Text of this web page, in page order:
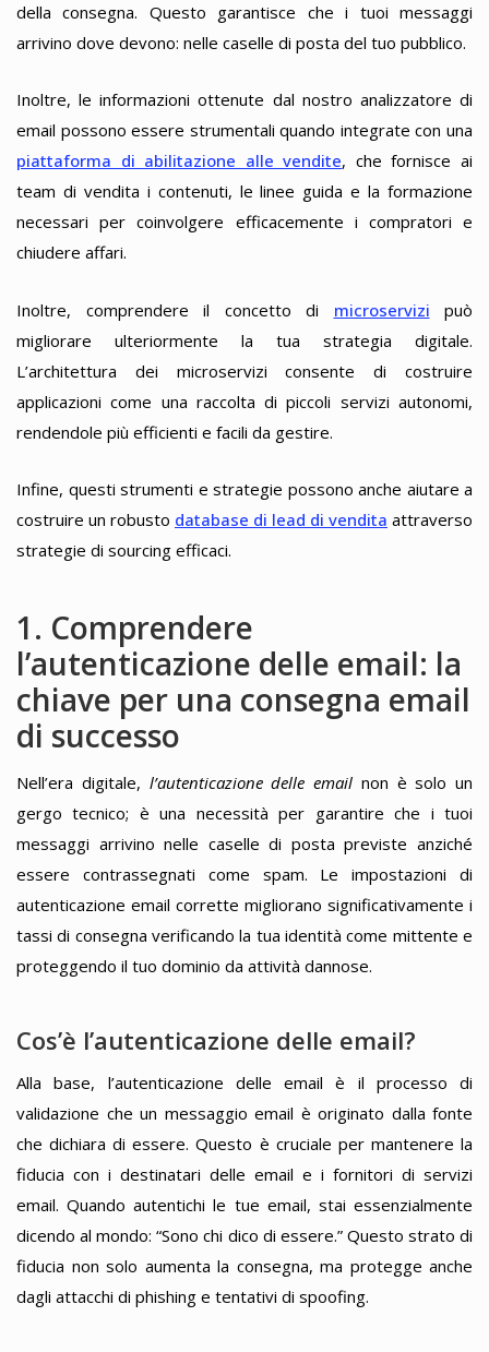
della consegna. Questo garantisce che i tuoi messaggi
arrivino dove devono: nelle caselle di posta del tuo pubblico.
Inoltre, le informazioni ottenute dal nostro analizzatore di
email possono essere strumentali quando integrate con una
piattaforma di abilitazione alle vendite, che fornisce ai
team di vendita i contenuti, le linee guida e la formazione
necessari per coinvolgere efficacemente i compratori e
chiudere affari.
Inoltre, comprendere il concetto di microservizi può
migliorare ulteriormente la tua strategia digitale.
L’architettura dei microservizi consente di costruire
applicazioni come una raccolta di piccoli servizi autonomi,
rendendole più efficienti e facili da gestire.
Infine, questi strumenti e strategie possono anche aiutare a
costruire un robusto database di lead di vendita attraverso
strategie di sourcing efficaci.
1. Comprendere
l’autenticazione delle email: la
chiave per una consegna email
di successo
Nell’era digitale, l’autenticazione delle email non è solo un
gergo tecnico; è una necessità per garantire che i tuoi
messaggi arrivino nelle caselle di posta previste anziché
essere contrassegnati come spam. Le impostazioni di
autenticazione email corrette migliorano significativamente i
tassi di consegna verificando la tua identità come mittente e
proteggendo il tuo dominio da attività dannose.
Cos’è l’autenticazione delle email?
Alla base, l’autenticazione delle email è il processo di
validazione che un messaggio email è originato dalla fonte
che dichiara di essere. Questo è cruciale per mantenere la
fiducia con i destinatari delle email e i fornitori di servizi
email. Quando autentichi le tue email, stai essenzialmente
dicendo al mondo: “Sono chi dico di essere.” Questo strato di
fiducia non solo aumenta la consegna, ma protegge anche
dagli attacchi di phishing e tentativi di spoofing.